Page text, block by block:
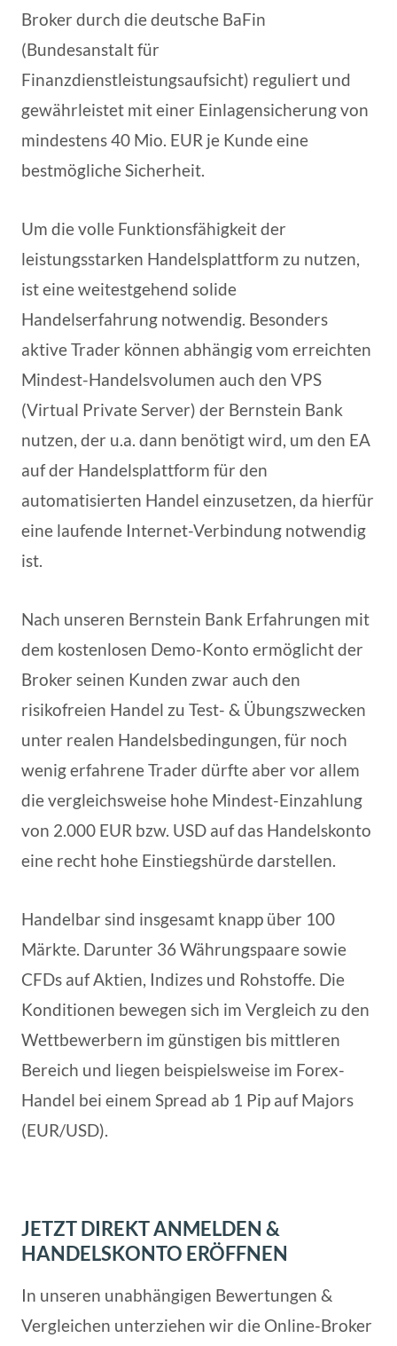
Broker durch die deutsche BaFin
(Bundesanstalt für
Finanzdienstleistungsaufsicht) reguliert und
gewährleistet mit einer Einlagensicherung von
mindestens 40 Mio. EUR je Kunde eine
bestmögliche Sicherheit.
Um die volle Funktionsfähigkeit der
leistungsstarken Handelsplattform zu nutzen,
ist eine weitestgehend solide
Handelserfahrung notwendig. Besonders
aktive Trader können abhängig vom erreichten
Mindest-Handelsvolumen auch den VPS
(Virtual Private Server) der Bernstein Bank
nutzen, der u.a. dann benötigt wird, um den EA
auf der Handelsplattform für den
automatisierten Handel einzusetzen, da hierfür
eine laufende Internet-Verbindung notwendig
ist.
Nach unseren Bernstein Bank Erfahrungen mit
dem kostenlosen Demo-Konto ermöglicht der
Broker seinen Kunden zwar auch den
risikofreien Handel zu Test- & Übungszwecken
unter realen Handelsbedingungen, für noch
wenig erfahrene Trader dürfte aber vor allem
die vergleichsweise hohe Mindest-Einzahlung
von 2.000 EUR bzw. USD auf das Handelskonto
eine recht hohe Einstiegshürde darstellen.
Handelbar sind insgesamt knapp über 100
Märkte. Darunter 36 Währungspaare sowie
CFDs auf Aktien, Indizes und Rohstoffe. Die
Konditionen bewegen sich im Vergleich zu den
Wettbewerbern im günstigen bis mittleren
Bereich und liegen beispielsweise im Forex-
Handel bei einem Spread ab 1 Pip auf Majors
(EUR/USD).
JETZT DIREKT ANMELDEN &
HANDELSKONTO ERÖFFNEN
In unseren unabhängigen Bewertungen &
Vergleichen unterziehen wir die Online-Broker